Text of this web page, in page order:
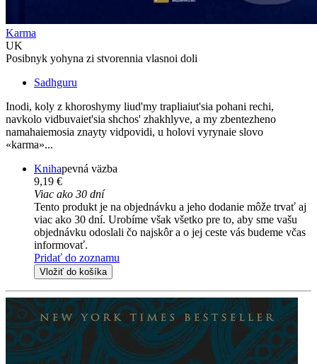
Karma
UK
Posibnyk yohyna zi stvorennia vlasnoi doli
Sadhguru
Inodi, koly z khoroshymy liud'my trapliaiut'sia pohani rechi,
navkolo vidbuvaiet'sia shchos' zhakhlyve, a my zbentezheno
namahaiemosia znayty vidpovidi, u holovi vyrynaie slovo
«karma»...
Knihapevná väzba
9,19 €
Viac ako 30 dní
Tento produkt je na objednávku a jeho dodanie môže trvať aj
viac ako 30 dní. Urobíme však všetko pre to, aby sme vašu
objednávku odoslali čo najskôr a o jej ceste vás budeme včas
informovať.
Pridať do zoznamu
Vložiť do košíka